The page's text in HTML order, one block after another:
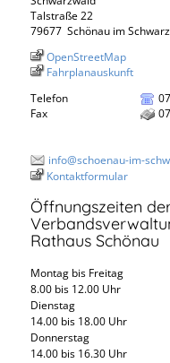
Talstraße 22
79677 Schönau im
OpenStreetMap
Fahrplanauskunft
Telefon
Fax
info@schoenau-im-
Kontaktformular
Öffnungszeiten
Rathaus Schönau
Montag bis Freitag
8.00 bis 12.00 Uhr
Dienstag
14.00 bis 18.00 Uhr
Donnerstag
14.00 bis 16.30 Uhr